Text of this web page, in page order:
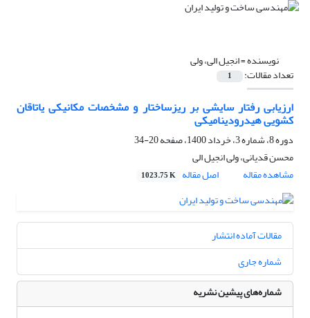
نویسنده =انجیل الی، ولی
تعداد مقالات: 1
کشویی هیدرودینامیکی
دوره 8، شماره 3، خرداد 1400، صفحه
20-34
محسن قدیانی، ولی انجیل الی
مشاهده مقاله
اصل مقاله 1023.75 K
مقالات آماده انتشار
شماره جاری
شماره‌های پیشین نشریه